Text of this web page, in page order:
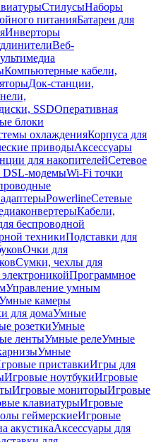
СтилусыНаборы
питанияБатареи для
Инверторы
Веб-
Компьютерные кабели,
Док-станции,
SSDОперативная
блоки
охлажденияКорпуса для
приводыАксессуары
для накопителейСетевое
DSL-модемыWi-Fi точки
PowerlineСетевые
Кабели,
беспроводной
техникиПодставки для
Очки для
Сумки, чехлы для
Программное
Управление умным
камеры
для домаУмные
розеткиУмные
лентыУмные релеУмные
Умные
приставкиИгры для
Игровые ноутбукиИгровые
Игровые мониторыИгровые
клавиатурыИгровые
геймерскиеИгровые
акустикаАксессуары для